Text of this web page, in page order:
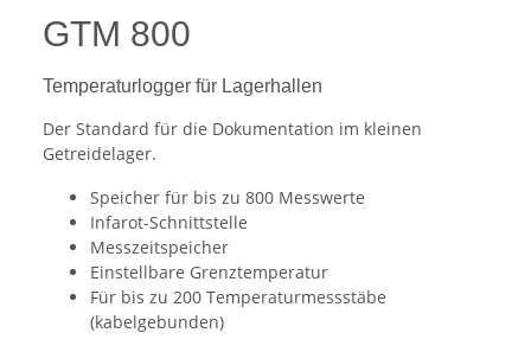
GTM 800
Temperaturlogger für Lagerhallen
Der Standard für die Dokumentation im kleinen
Getreidelager.
Speicher für bis zu 800 Messwerte
Infarot-Schnittstelle
Messzeitspeicher
Einstellbare Grenztemperatur
Für bis zu 200 Temperaturmessstäbe
(kabelgebunden)